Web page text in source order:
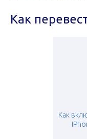
Как
Как